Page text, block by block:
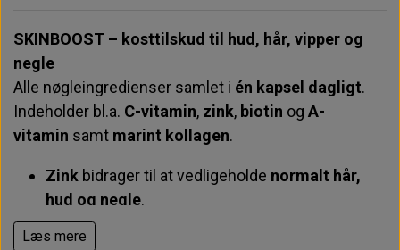
Perfect Promade XS - 30 rækker - 6D
Perfect Promade XS - 30 rækker - 8D
Perfect Promade XL - 20 rækker - 6D
Perfect Promade XL - 20 rækker - 8D
Briks & tilbehør
Trænings Udstyr
SKINBOOST – kosttilskud til hud, hår, vipper og
negle
Alle nøgleingredienser samlet i én kapsel dagligt.
Indeholder bl.a. C-vitamin, zink, biotin og A-
vitamin samt marint kollagen.
Zink bidrager til at vedligeholde normalt hår,
hud og negle.
Biotin
Læs mere